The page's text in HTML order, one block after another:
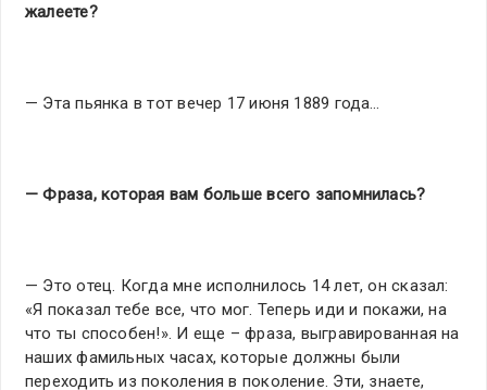
жалеете?
— Эта пьянка в тот вечер 17 июня 1889 года…
— Фраза, которая вам больше всего запомнилась?
— Это отец. Когда мне исполнилось 14 лет, он сказал:
«Я показал тебе все, что мог. Теперь иди и покажи, на
что ты способен!». И еще – фраза, выгравированная на
наших фамильных часах, которые должны были
переходить из поколения в поколение. Эти, знаете,